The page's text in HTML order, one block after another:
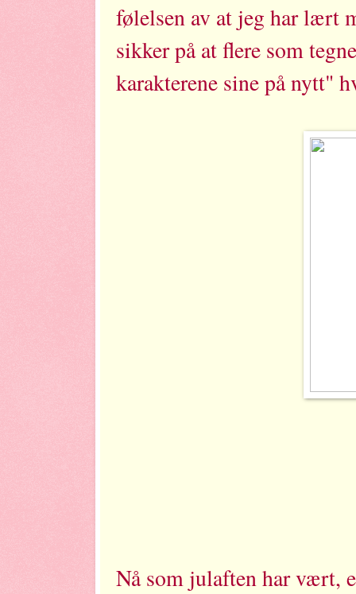
følelsen av at jeg har lært
sikker på at flere som
karakterene sine på nytt"
Nå som julaften har vært,